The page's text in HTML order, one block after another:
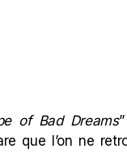
of Bad Dreams
que l’on ne